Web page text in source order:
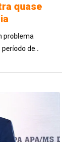
quase
problema
período de